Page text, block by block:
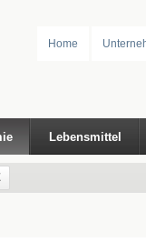
Home
Lebensmittel